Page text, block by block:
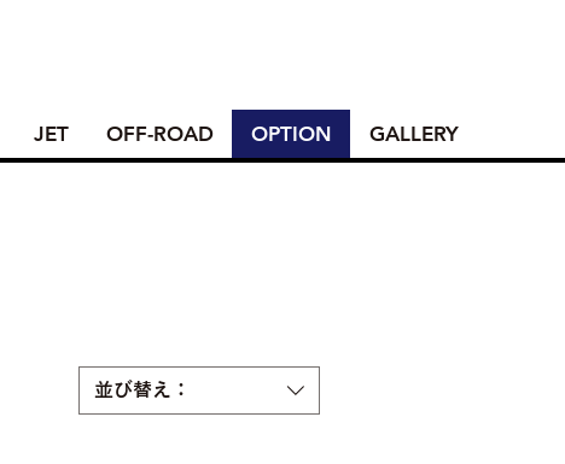
JET OFF-ROAD OPTION GALLERY
並び替え：